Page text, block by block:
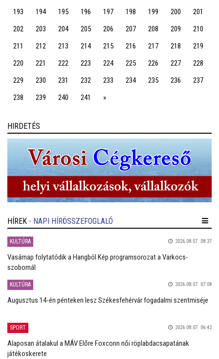
193 194 195 196 197 198 199 200
201
202
203 204 205 206 207 208 209
210
211
212 213 214 215 216 217 218
219
220
221 222 223 224 225 226 227
228
229
230 231 232 233 234 235 236
237
238
239 240 241 »
HIRDETÉS
HÍREK - NAPI HÍRÖSSZEFOGLALÓ
KULTÚRA 2026.08.07. 08:37
Vasárnap folytatódik a Hangból Kép programsorozat a Varkocs-
szobornál
KULTÚRA 2026.08.07. 07:08
Augusztus 14-én pénteken lesz Székesfehérvár fogadalmi szentmiséje
SPORT 2026.08.07. 06:42
Alaposan átalakul a MÁV Előre Foxconn női röplabdacsapatának
játékoskerete